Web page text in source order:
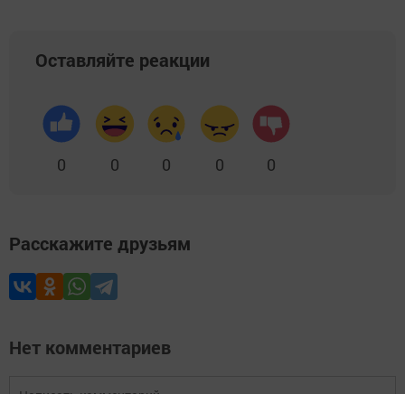
Оставляйте реакции
0 0 0 0 0
Расскажите друзьям
Нет комментариев